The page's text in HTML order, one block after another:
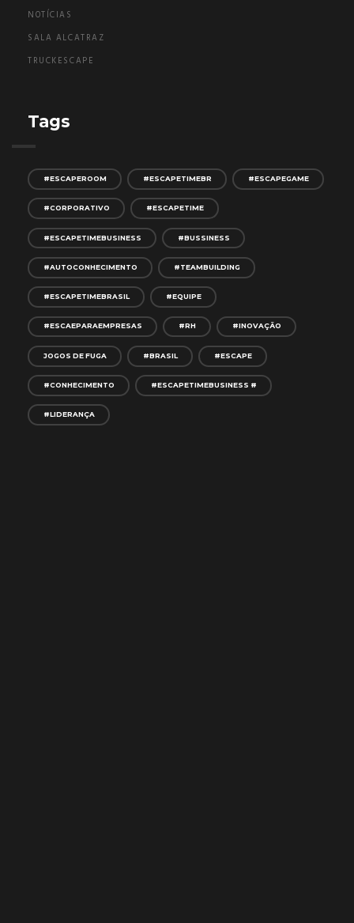
NOTÍCIAS
SALA ALCATRAZ
TRUCKESCAPE
Tags
#ESCAPEROOM #ESCAPETIMEBR #ESCAPEGAME
#CORPORATIVO #ESCAPETIME
#ESCAPETIMEBUSINESS #BUSSINESS
#AUTOCONHECIMENTO #TEAMBUILDING
#ESCAPETIMEBRASIL #EQUIPE
#ESCAEPARAEMPRESAS #RH #INOVAÇÃO
JOGOS DE FUGA #BRASIL #ESCAPE
#CONHECIMENTO #ESCAPETIMEBUSINESS #
#LIDERANÇA